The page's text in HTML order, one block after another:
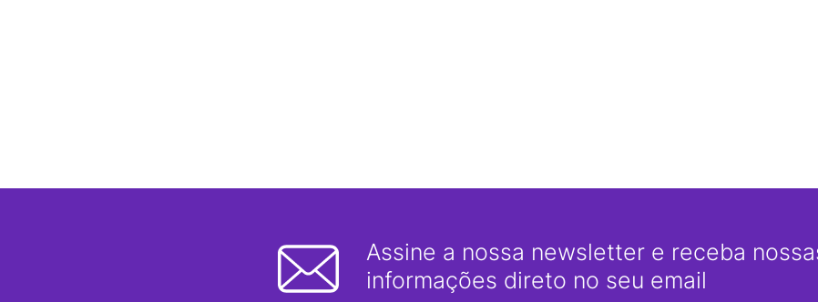
Assine a nossa newsletter e receba
informações direto no seu email